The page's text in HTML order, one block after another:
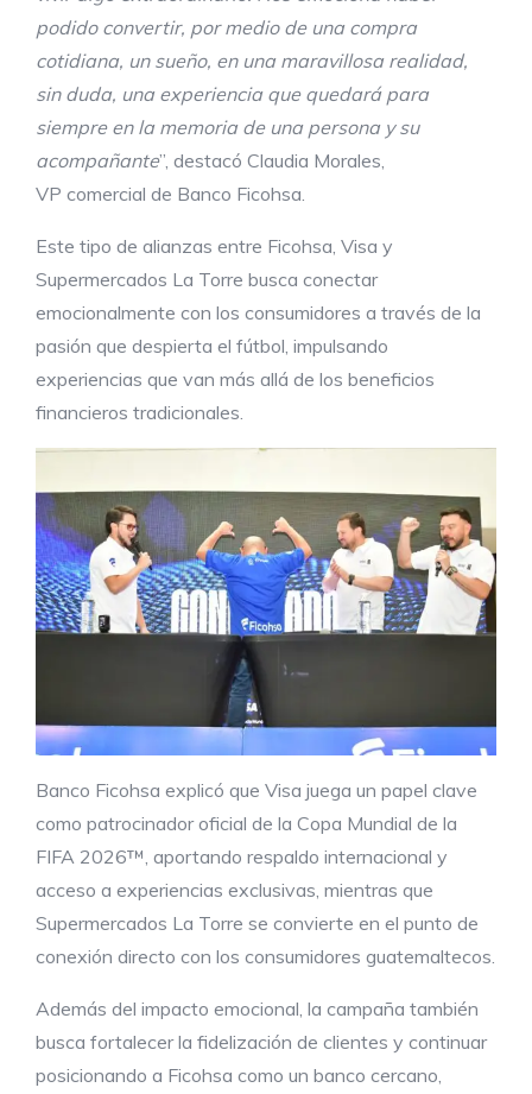
podido convertir, por medio de una compra
cotidiana, un sueño, en una maravillosa realidad,
sin duda, una experiencia que quedará para
siempre en la memoria de una persona y su
acompañante”, destacó Claudia Morales,
VP comercial de Banco Ficohsa.
Este tipo de alianzas entre Ficohsa, Visa y
Supermercados La Torre busca conectar
emocionalmente con los consumidores a través de la
pasión que despierta el fútbol, impulsando
experiencias que van más allá de los beneficios
financieros tradicionales.
Banco Ficohsa explicó que Visa juega un papel clave
como patrocinador oficial de la Copa Mundial de la
FIFA 2026™, aportando respaldo internacional y
acceso a experiencias exclusivas, mientras que
Supermercados La Torre se convierte en el punto de
conexión directo con los consumidores guatemaltecos.
Además del impacto emocional, la campaña también
busca fortalecer la fidelización de clientes y continuar
posicionando a Ficohsa como un banco cercano,